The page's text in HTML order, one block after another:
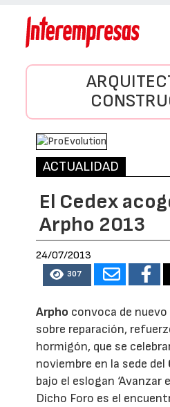
ACTUALIDAD
El Cedex
Arpho 2013
24/07/2013
307
Arpho convoca de
sobre reparación,
hormigón, que se
noviembre en la sede del
bajo el eslogan ‘Avanzar
Dicho Foro es el